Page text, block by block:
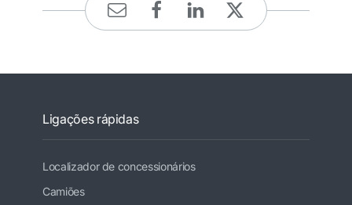
Ligações rápidas
Localizador de concessionários
Camiões